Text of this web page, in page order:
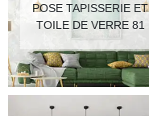
POSE TAPISSERIE ET
TOILE DE VERRE 81